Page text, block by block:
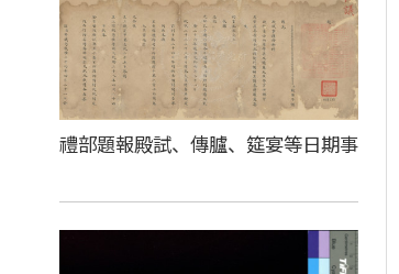
禮部題報殿試、傳臚、筵宴等日期事